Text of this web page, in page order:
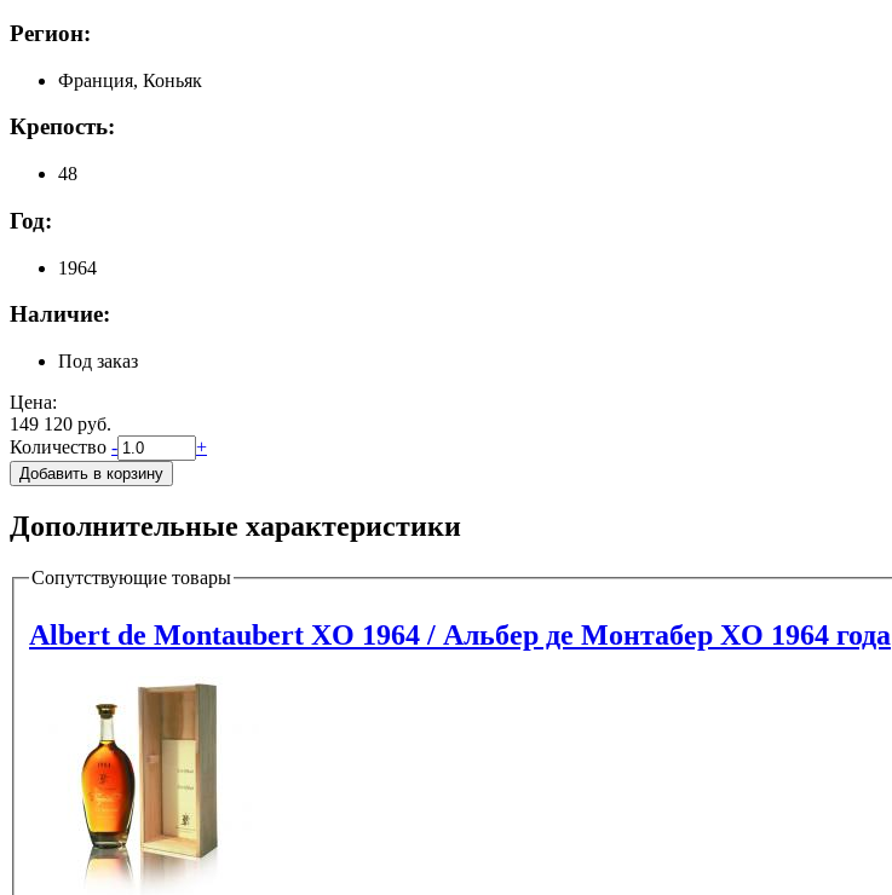
Регион:
Франция, Коньяк
Крепость:
48
Год:
1964
Наличие:
Под заказ
Цена:
149 120 руб.
Количество - +
Дополнительные характеристики
Сопутствующие товары
Albert de Montaubert XO 1964 / Альбер де Монтабер XO 1964 года